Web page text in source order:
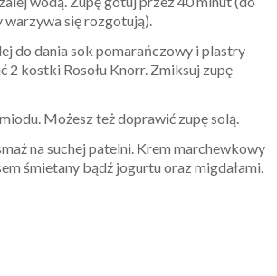
warzywa się rozgotują).
do dania sok pomarańczowy i plastry
2 kostki Rosołu Knorr. Zmiksuj zupę
Możesz też doprawić zupę solą.
na suchej patelni. Krem marchewkowy
śmietany bądź jogurtu oraz migdałami.